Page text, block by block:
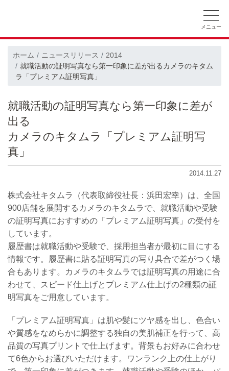
採用情報 CSRの取り組み
ホーム ニュースリリース
2014
就職活動の証明写真なら第一印象に差が出るカメラのキタム
ラ「プレミアム証明写真」
就職活動の証明写真なら第一印象に差が
出る
カメラのキタムラ「プレミアム証明写
真」
2014.11.27
株式会社キタムラ（代表取締役社長：浜田宏幸）は、全国
900店舗を展開するカメラのキタムラで、就職活動や受験
の証明写真におすすめの「プレミアム証明写真」の受付を
しています。
履歴書は就職活動や受験で、採用担当者が最初に目にする
情報です。履歴書に貼る証明写真の写り具合で差がつく場
合もあります。カメラのキタムラでは証明写真の用途に合
わせて、スピード仕上げとプレミアム仕上げの2種類の証
明写真をご用意しています。
「プレミアム証明写真」は肌や髪にツヤ感を出し、色合い
や質感をなめらかに調整する独自の美肌補正を行って、高
品質の写真プリントで仕上げます。背景もお好みに合わせ
て6色からお選びいただけます。ワンランク上の仕上がり